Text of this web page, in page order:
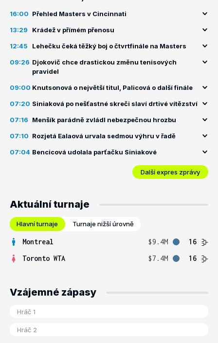
16:00 Přehled Masters v Cincinnati
13:29 Krádež v přímém přenosu
12:45 Lehečku čeká těžký boj o čtvrtfinále na Masters
09:26 Djokovič chce drastickou změnu tenisových
pravidel
09:00 Knutsonová o největší titul, Palicová o další finále
07:20 Siniaková po nešťastné skreči slaví drtivé vítězství
07:16 Menšík parádně zvládl nebezpečnou hrozbu
07:10 Rozjetá Ealaová urvala sedmou výhru v řadě
07:04 Bencicová udolala parťačku Siniakové
Další expres zprávy
Aktuální turnaje
Hlavní turnaje Turnaje nižší úrovně
Montreal $9.4M
16
Toronto WTA
$7.4M 16
Vzájemné zápasy